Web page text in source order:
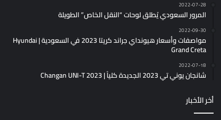
2022-07-28
المرور السعودي يُطلق لوحات “النقل الخاص” الطويلة
2022-09-30
مواصفات وأسعار هيونداي جراند كريتا 2023 في السعودية | Hyundai
Grand Creta
2022-07-18
شانجان يوني تي 2023 الجديدة كلياً | Changan UNI-T 2023
أخر الأخبار